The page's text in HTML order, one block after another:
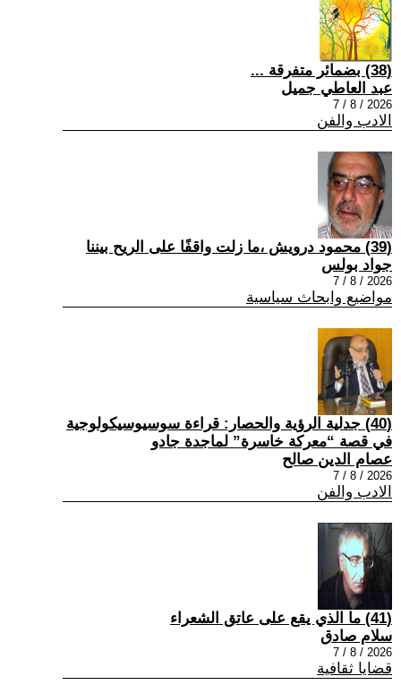
(38) بضمائر متفرقة ...
عبد العاطي جميل
2026 / 8 / 7
الادب والفن
(39) محمود درويش ،ما زلت واقفًا على الريح بيننا
جواد بولس
2026 / 8 / 7
مواضيع وابحاث سياسية
(40) جدلية الرؤية والحصار: قراءة سوسيوسيكولوجية
في قصة “معركة خاسرة” لماجدة جادو
عصام الدين صالح
2026 / 8 / 7
الادب والفن
(41) ما الذي يقع على عاتق الشعراء
سلام صادق
2026 / 8 / 7
قضايا ثقافية